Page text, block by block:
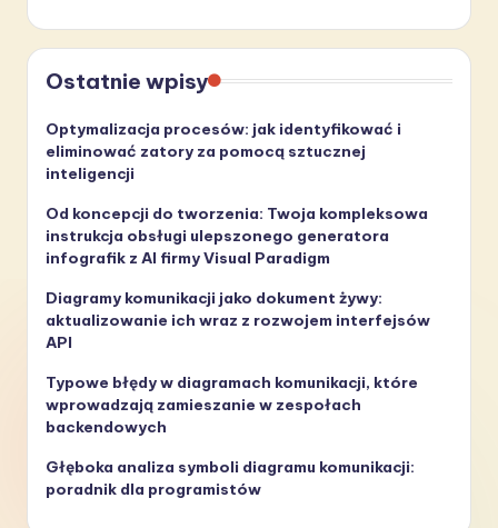
Ostatnie wpisy
Optymalizacja procesów: jak identyfikować i
eliminować zatory za pomocą sztucznej
inteligencji
Od koncepcji do tworzenia: Twoja kompleksowa
instrukcja obsługi ulepszonego generatora
infografik z AI firmy Visual Paradigm
Diagramy komunikacji jako dokument żywy:
aktualizowanie ich wraz z rozwojem interfejsów
API
Typowe błędy w diagramach komunikacji, które
wprowadzają zamieszanie w zespołach
backendowych
Głęboka analiza symboli diagramu komunikacji:
poradnik dla programistów